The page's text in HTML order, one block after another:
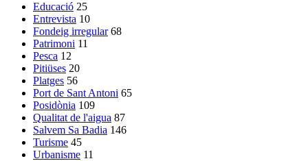
Educació 25
Entrevista 10
Fondeig irregular 68
Patrimoni 11
Pesca 12
Pitiüses 20
Platges 56
Port de Sant Antoni 65
Posidònia 109
Qualitat de l'aigua 87
Salvem Sa Badia 146
Turisme 45
Urbanisme 11